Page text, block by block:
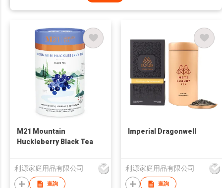
M21 Mountain
Huckleberry Black Tea
利源家庭用品有限公司
查詢
Imperial Dragonwell
利源家庭用品有限公司
查詢